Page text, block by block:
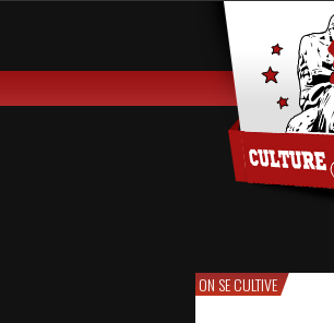
ON SE CULTIVE